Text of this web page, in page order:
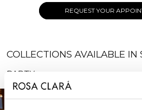
REQUEST YOUR
COLLECTIONS AVAILABLE IN
PARTY